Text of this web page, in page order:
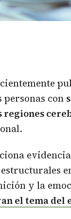
con
y la
el tema del